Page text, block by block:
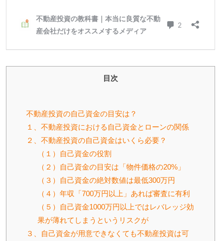
目次
不動産投資の自己資金の目安は？
１、不動産投資における自己資金とローンの関係
２、不動産投資の自己資金はいくら必要？
（１）自己資金の役割
（２）自己資金の目安は「物件価格の20%」
（３）自己資金の絶対数値は最低300万円
（４）年収「700万円以上」あれば審査に有利
（５）自己資金1000万円以上ではレバレッジ効
果が薄れてしまうというリスクが
３、自己資金が用意できなくても不動産投資は可